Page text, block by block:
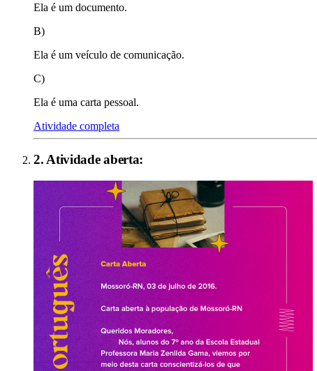
Ela é um documento.
B)
Ela é um veículo de comunicação.
C)
Ela é uma carta pessoal.
Atividade completa
2. Atividade aberta: